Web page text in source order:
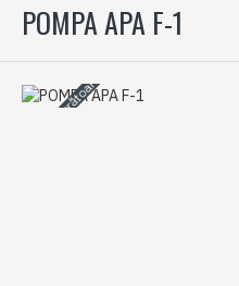
POMPA APA F-1
3-5 zile lucrătoare